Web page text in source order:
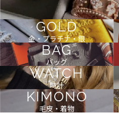
GOLD
金・プラチナ・銀
BAG
バッグ
WATCH
時計
KIMONO
毛皮・着物